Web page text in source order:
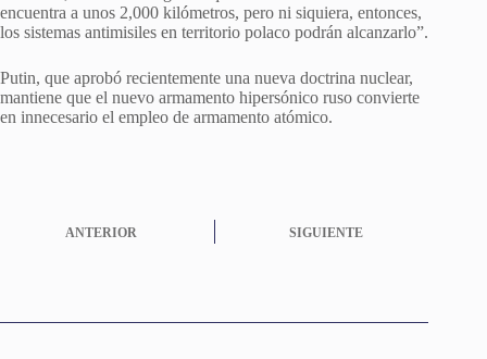
encuentra a unos 2,000 kilómetros, pero ni siquiera, entonces,
los sistemas antimisiles en territorio polaco podrán alcanzarlo”.
Putin, que aprobó recientemente una nueva doctrina nuclear,
mantiene que el nuevo armamento hipersónico ruso convierte
en innecesario el empleo de armamento atómico.
ANTERIOR SIGUIENTE